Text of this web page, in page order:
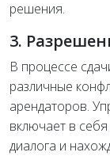
решения.
3.
В процессе
различные
арендаторов.
включает в
диалога и